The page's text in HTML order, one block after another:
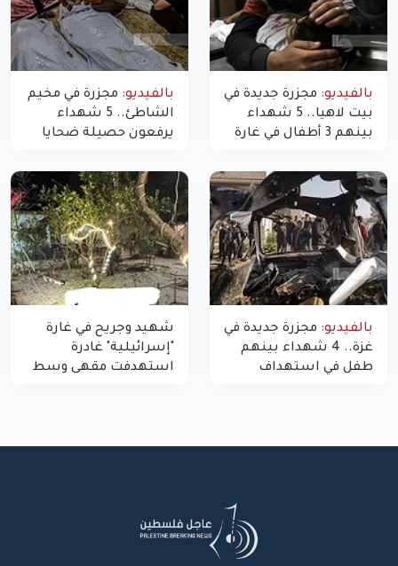
بالفيديو: مجزرة جديدة في
بيت لاهيا.. 5 شهداء
بينهم 3 أطفال في غارة
غزة
بالفيديو: مجزرة في مخيم
الشاطئ.. 5 شهداء
يرفعون حصيلة ضحايا
بالفيديو: مجزرة جديدة في
غزة.. 4 شهداء بينهم
طفل في استهداف
شهيد وجريح في غارة
"إسرائيلية" غادرة
استهدفت مقهى وسط